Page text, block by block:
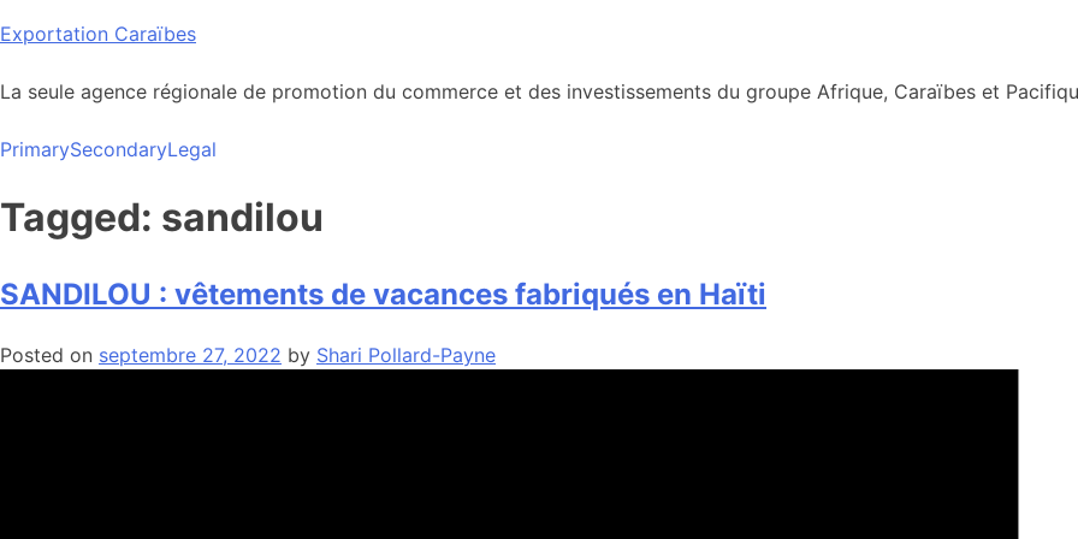
Skip
content
Exportation Caraïbes
La seule agence régionale de promotion du commerce et des investissements du groupe Afrique, Caraïbes et
PrimarySecondaryLegal
Tagged: sandilou
SANDILOU : vêtements de vacances fabriqués en Haïti
Posted on septembre 27, 2022 by Shari Pollard-Payne